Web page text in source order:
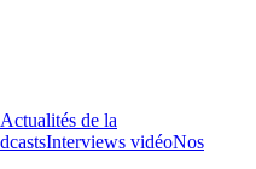
Actualités de la
Interviews vidéoNos